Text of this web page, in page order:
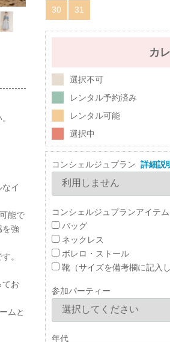
イ
能で
を強
。
てお
ムと
30 31
カ
選択不可
レンタル予約済み
レンタル可能
選択中
コンシェルジュプラン 詳細説
コンシェルジュプランアイテム
バッグ
ネックレス
ボレロ・ストール
靴（サイズを備考欄に記入
参加パーティー
年代